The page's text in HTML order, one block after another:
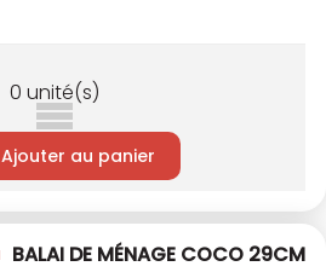
0 unité(s)
Ajouter au panier
BALAI DE MÉNAGE COCO 29CM